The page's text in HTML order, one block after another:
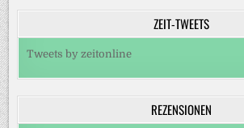
ZEIT-TWEETS
Tweets by zeitonline
REZENSIONEN